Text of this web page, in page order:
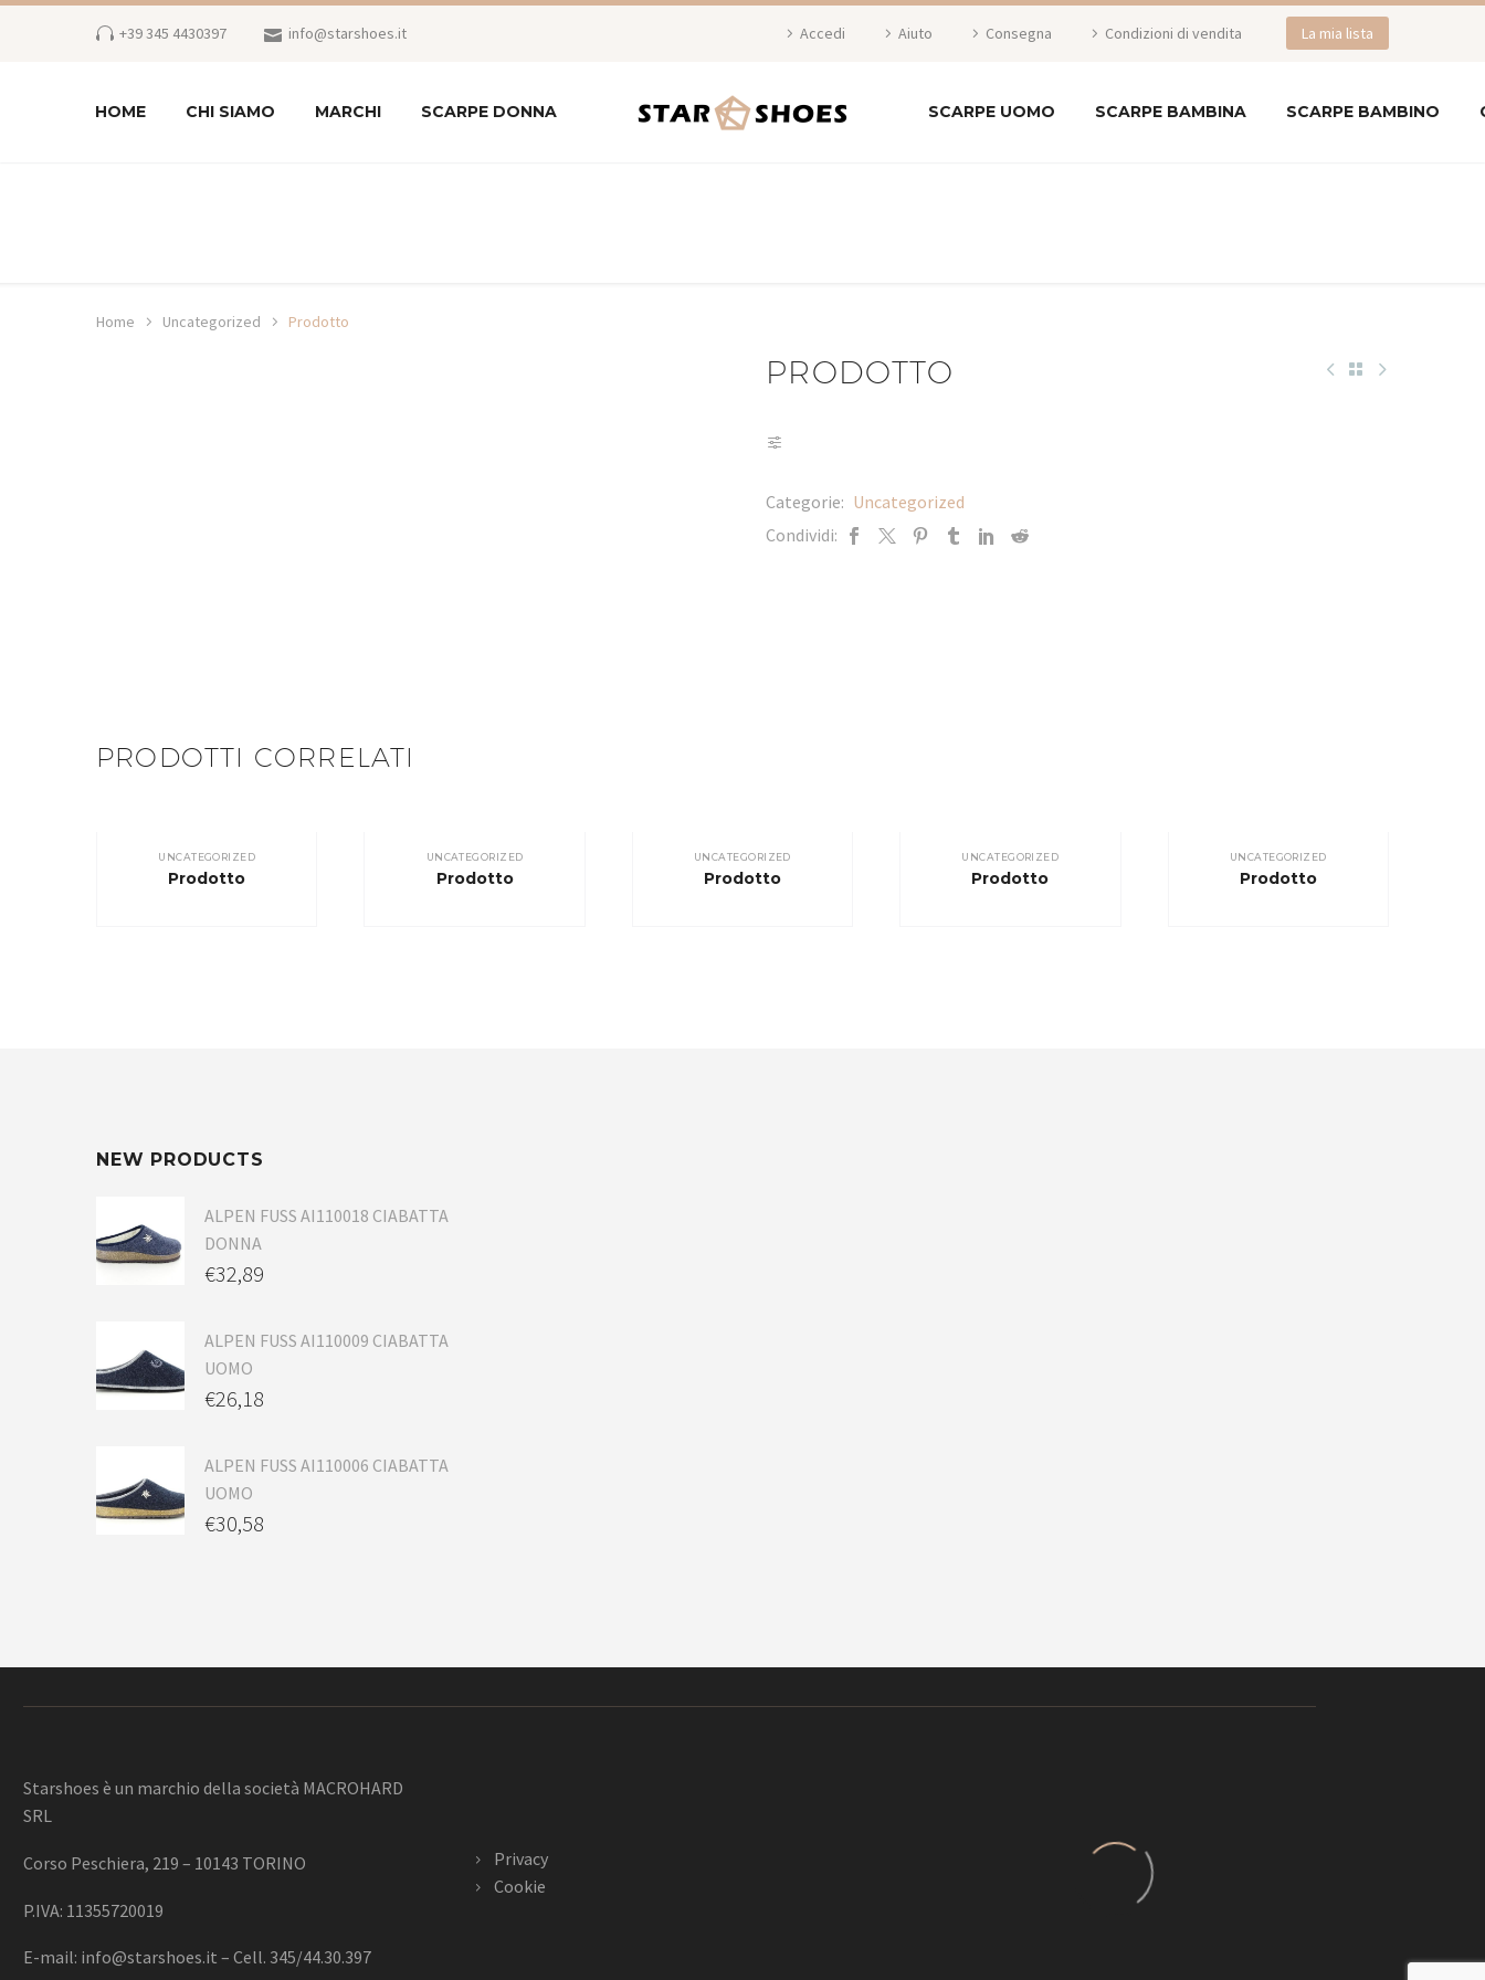
+39 345 4430397 info@starshoes.it Accedi Aiuto Consegna Condizioni di vendita La mia lista
HOME CHI SIAMO MARCHI SCARPE DONNA SCARPE UOMO SCARPE BAMBINA SCARPE BAMBINO
Home Uncategorized Prodotto
PRODOTTO
Categorie: Uncategorized
Condividi:
PRODOTTI CORRELATI
UNCATEGORIZED
Prodotto
UNCATEGORIZED
Prodotto
UNCATEGORIZED
Prodotto
UNCATEGORIZED
Prodotto
UNCATEGORIZED
Prodotto
NEW PRODUCTS
ALPEN FUSS AI110018 CIABATTA
DONNA
€32,89
ALPEN FUSS AI110009 CIABATTA
UOMO
€26,18
ALPEN FUSS AI110006 CIABATTA
UOMO
€30,58
Starshoes è un marchio della società MACROHARD
SRL
Corso Peschiera, 219 – 10143 TORINO
P.IVA: 11355720019
E-mail: info@starshoes.it – Cell. 345/44.30.397
Privacy
Cookie